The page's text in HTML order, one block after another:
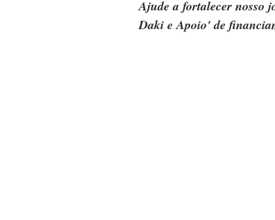
Ajude a fortalecer nosso
Daki e Apoio' de